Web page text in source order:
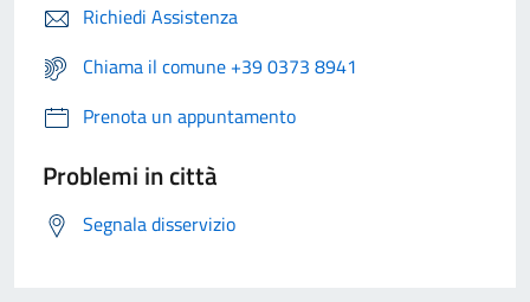
Richiedi Assistenza
Chiama il comune +39 0373 8941
Prenota un appuntamento
Problemi in città
Segnala disservizio